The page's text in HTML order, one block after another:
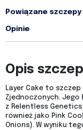
Powiązane szczepy
Opinie
Opis
Layer Cake to
Zjednoczonych.
z Relentless Genetics
również jako Pink
Onions). W wyniku